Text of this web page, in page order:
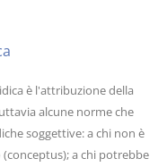
è l'attribuzione della
alcune norme che
soggettive: a chi non è
a chi potrebbe